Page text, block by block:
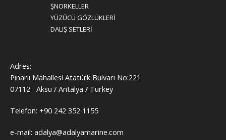
ŞNORKELLER
YÜZÜCÜ GÖZLÜKLERİ
DALIŞ SETLERİ
Adres:
Pınarlı Mahallesi Atatürk Bulvarı No:221
07112 Aksu / Antalya / Turkey
Telefon: +90 242 352 1155
e-mail: adalya@adalyamarine.com